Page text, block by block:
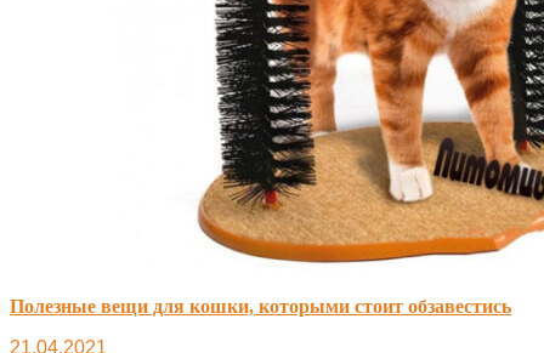
Полезные вещи для кошки, которыми стоит обзавестись
21.04.2021